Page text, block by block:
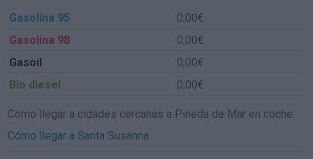
Gasolina 95
0,00€
Gasolina 98
0,00€
Gasoil
0,00€
Bio diesel
0,00€
Cómo llegar a cidades cercanas a Pineda de Mar en coche:
Cómo llegar a Santa Susanna